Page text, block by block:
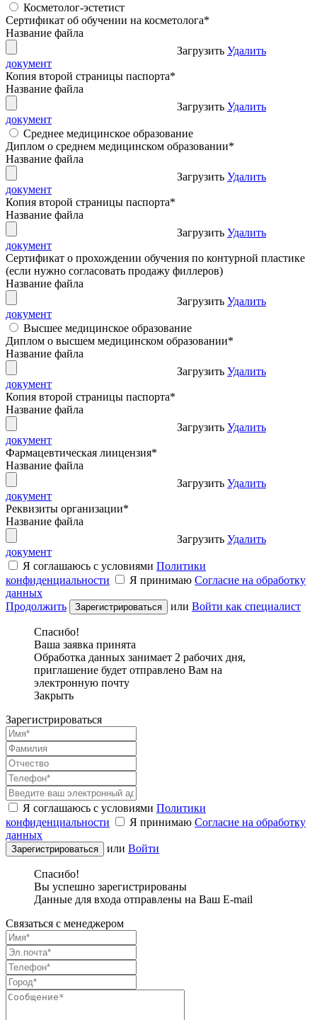
Косметолог-эстетист
Сертификат об обучении на косметолога*
Название файла
Загрузить Удалить
документ
Копия второй страницы паспорта*
Название файла
Загрузить Удалить
документ
Среднее медицинское образование
Диплом о среднем медицинском образовании*
Название файла
Загрузить Удалить
документ
Копия второй страницы паспорта*
Название файла
Загрузить Удалить
документ
Сертификат о прохождении обучения по контурной пластике
(если нужно согласовать продажу филлеров)
Название файла
Загрузить Удалить
документ
Высшее медицинское образование
Диплом о высшем медицинском образовании*
Название файла
Загрузить Удалить
документ
Копия второй страницы паспорта*
Название файла
Загрузить Удалить
документ
Фармацевтическая лиицензия*
Название файла
Загрузить Удалить
документ
Реквизиты организации*
Название файла
Загрузить Удалить
документ
Я соглашаюсь с условиями Политики
конфиденциальности
Я принимаю Согласие на обработку
данных
Продолжить
или Войти как специалист
Спасибо!
Ваша заявка принята
Обработка данных занимает 2 рабочих дня,
приглашение будет отправлено Вам на
электронную почту
Закрыть
Зарегистрироваться
Я соглашаюсь с условиями Политики
конфиденциальности
Я принимаю Согласие на обработку
данных
или Войти
Спасибо!
Вы успешно зарегистрированы
Данные для входа отправлены на Ваш E-mail
Связаться с менеджером